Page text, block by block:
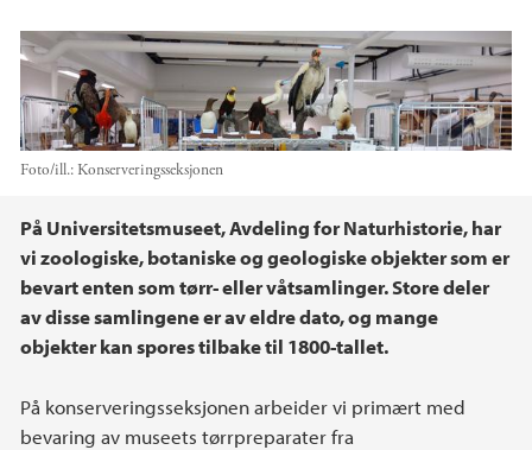
Foto/ill.: Konserveringsseksjonen
Hovedinnhold
På Universitetsmuseet, Avdeling for Naturhistorie, har
vi zoologiske, botaniske og geologiske objekter som er
bevart enten som tørr- eller våtsamlinger. Store deler
av disse samlingene er av eldre dato, og mange
objekter kan spores tilbake til 1800-tallet.
På konserveringsseksjonen arbeider vi primært med
bevaring av museets tørrpreparater fra